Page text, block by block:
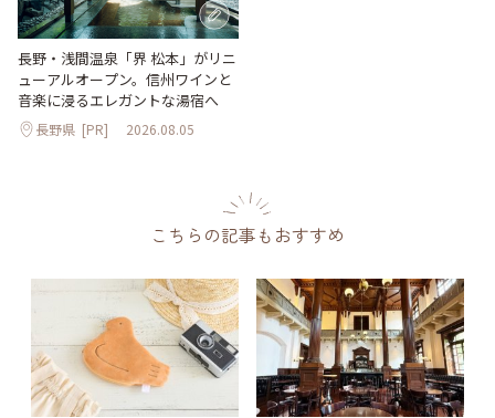
長野・浅間温泉「界 松本」がリニ
ューアルオープン。信州ワインと
音楽に浸るエレガントな湯宿へ
長野県 [PR] 2026.08.05
こちらの記事もおすすめ